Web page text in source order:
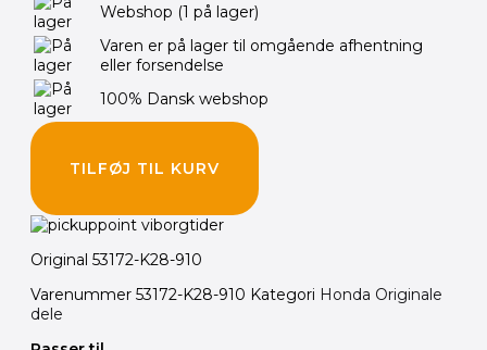
Webshop (1 på lager)
Varen er på lager til omgående afhentning
eller forsendelse
100% Dansk webshop
TILFØJ TIL KURV
Original 53172-K28-910
Varenummer 53172-K28-910 Kategori Honda Originale
dele